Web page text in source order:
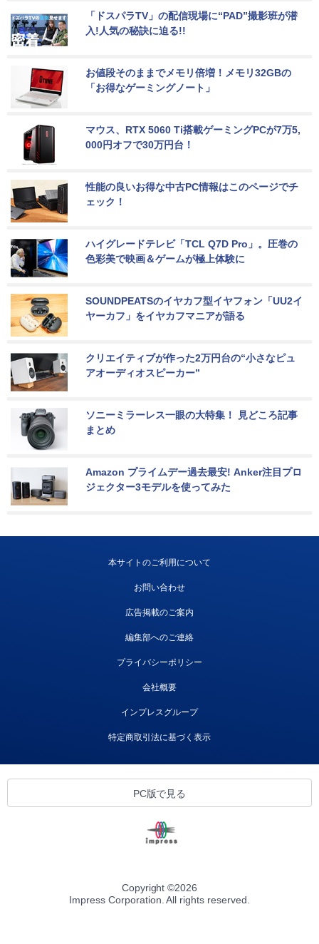
「ドスパラTV」の配信現場に“PAD”撮影班が潜
入!人気の秘訣に迫る!!
お値段そのままでメモリ倍増！メモリ32GBの
「お得なゲーミングノート」
マウス、RTX 5060 Ti搭載ゲーミングPCが7万5,
000円オフで30万円台！
性能の良いお得な中古PC情報はこのページでチ
ェック！
ハイグレードテレビ「TCL Q7D Pro」。圧巻の
色彩美で映画＆ゲームが極上体験に
SOUNDPEATSのイヤカフ型イヤフォン「UU2イ
ヤーカフ」をイヤカフマニアが語る
クリエイティブが作った2万円台の“小さなピュ
アオーディオスピーカー”
ソニーミラーレス一眼の大特集！ 見どころ記事
まとめ
Amazon プライムデー過去最安! Anker注目プロ
ジェクター3モデルを使ってみた
本サイトのご利用について
お問い合わせ
広告掲載のご案内
編集部へのご連絡
プライバシーポリシー
会社概要
インプレスグループ
特定商取引法に基づく表示
PC版で見る
Copyright ©2026
Impress Corporation. All rights reserved.